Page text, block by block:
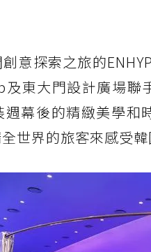
意探索之旅的
東大門設計廣場
幕後的精緻美學和
世界的旅客來感受